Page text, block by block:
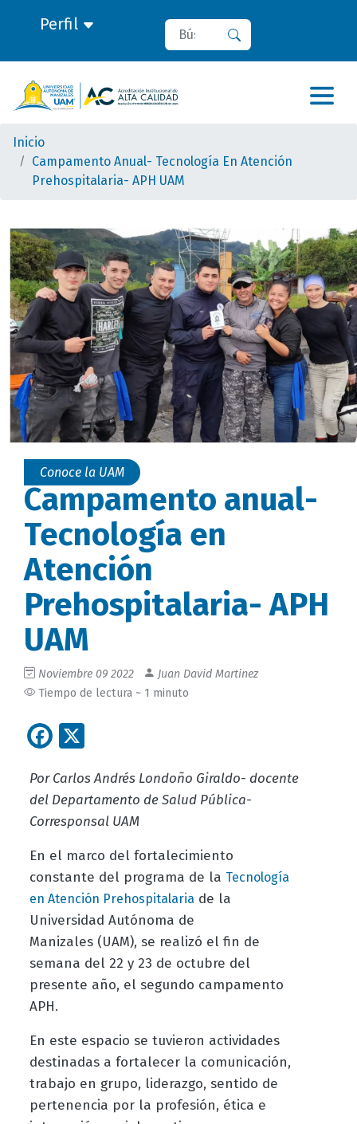
Perfil Buscar
Inicio
Campamento Anual- Tecnología En Atención
Prehospitalaria- APH UAM
Conoce la UAM
Campamento anual-
Tecnología en
Atención
Prehospitalaria- APH
UAM
Noviembre 09 2022
Juan David Martinez
Tiempo de lectura ~ 1 minuto
Facebook
Por Carlos Andrés Londoño Giraldo- docente
del Departamento de Salud Pública-
Corresponsal UAM
En el marco del fortalecimiento
constante del programa de la Tecnología
en Atención Prehospitalariade la
Universidad Autónoma de
Manizales(UAM), se realizó el fin de
semana del 22 y 23 de octubre del
presente año, el segundo campamento
APH.
En este espacio se tuvieron actividades
destinadas a fortalecer la comunicación,
trabajo en grupo, liderazgo, sentido de
pertenencia por la profesión, ética e